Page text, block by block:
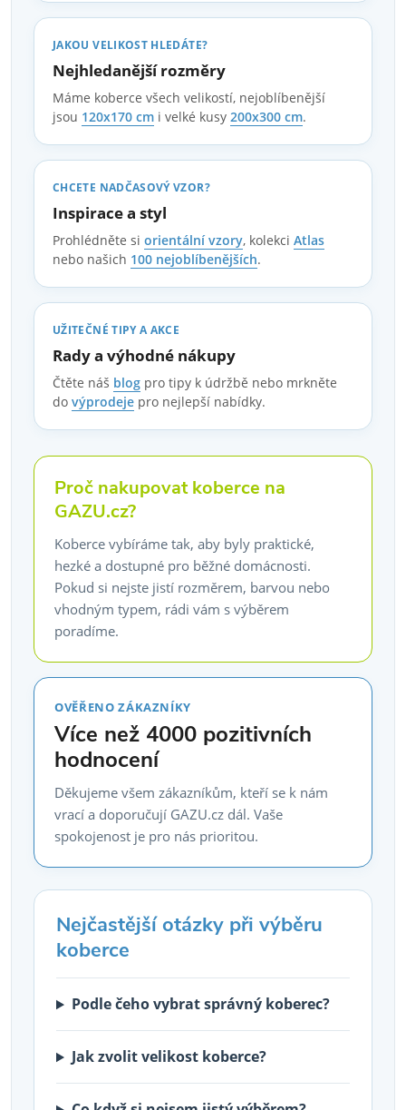
JAKOU VELIKOST HLEDÁTE?
Nejhledanější rozměry
Máme koberce všech velikostí, nejoblíbenější
jsou 120x170 cm i velké kusy 200x300 cm.
CHCETE NADČASOVÝ VZOR?
Inspirace a styl
Prohlédněte si orientální vzory, kolekci Atlas
nebo našich 100 nejoblíbenějších.
UŽITEČNÉ TIPY A AKCE
Rady a výhodné nákupy
Čtěte náš blog pro tipy k údržbě nebo mrkněte
do výprodeje pro nejlepší nabídky.
Proč nakupovat koberce na
GAZU.cz?
Koberce vybíráme tak, aby byly praktické,
hezké a dostupné pro běžné domácnosti.
Pokud si nejste jistí rozměrem, barvou nebo
vhodným typem, rádi vám s výběrem
poradíme.
OVĚŘENO ZÁKAZNÍKY
Více než 4000 pozitivních
hodnocení
Děkujeme všem zákazníkům, kteří se k nám
vrací a doporučují GAZU.cz dál. Vaše
spokojenost je pro nás prioritou.
Nejčastější otázky při výběru
koberce
Podle čeho vybrat správný koberec?
Jak zvolit velikost koberce?